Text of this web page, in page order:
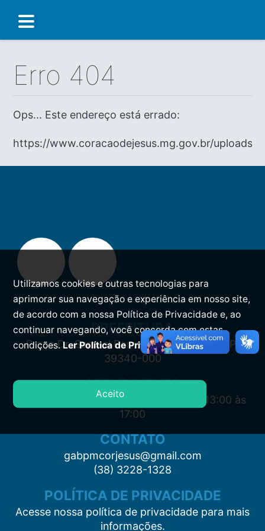
Erro 404
Ops... Este endereço está errado:
https://www.coracaodejesus.mg.gov.br/uploads/
PREFEITURA
Praça Dr. Samuel Barreto, s/n, Centro CEP:
39340-000
ATENDIMENTO
Segunda à Sexta: 7:00 às 11:00 e das 13:00 às
17:00
CONTATO
gabpmcorjesus@gmail.com
(38) 3228-1328
POLÍTICA DE PRIVACIDADE
Acesse nossa política de privacidade para mais
informações.
Utilizamos cookies e outras tecnologias para
aprimorar sua navegação e experiência em nosso site,
de acordo com a nossa Política de Privacidade e, ao
continuar navegando, você concorda com estas
condições.Ler Política de Privacidade.
Aceito